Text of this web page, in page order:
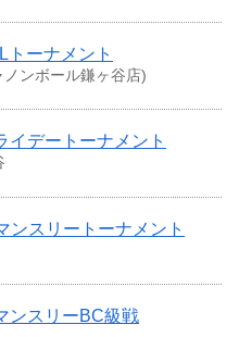
トーナメント
ンボール鎌ヶ谷店)
デートーナメント
スリートーナメント
ンスリーBC級戦